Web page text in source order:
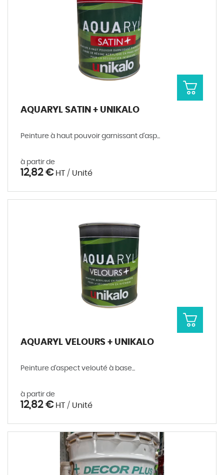
AQUARYL SATIN + UNIKALO
Peinture à haut pouvoir garnissant d'asp...
à partir de
12,82 €HT / Unité
AQUARYL VELOURS + UNIKALO
Peinture d'aspect velouté à base...
à partir de
12,82 €HT / Unité